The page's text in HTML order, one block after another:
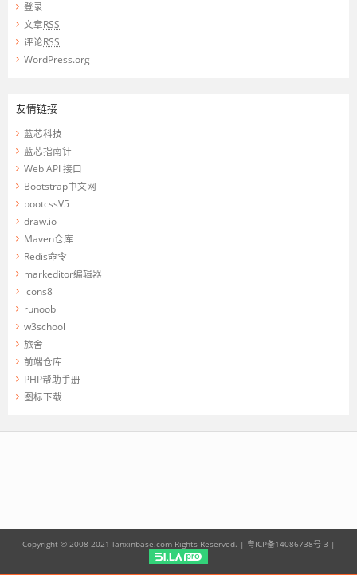
登录
文章RSS
评论RSS
WordPress.org
友情链接
蓝芯科技
蓝芯指南针
Web API 接口
Bootstrap中文网
bootcssV5
draw.io
Maven仓库
Redis命令
markeditor编辑器
icons8
runoob
w3school
旅舍
前端仓库
PHP帮助手册
图标下载
Copyright © 2008-2021 lanxinbase.com Rights Reserved. | 粤ICP备14086738号-3 |